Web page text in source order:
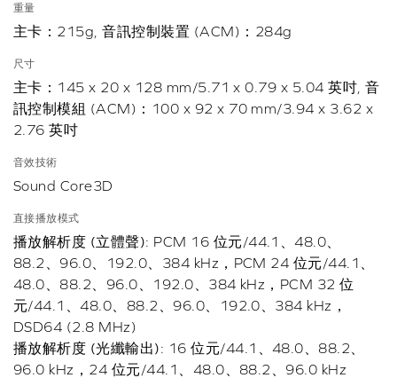
重量
主卡：215g, 音訊控制裝置 (ACM)：284g
尺寸
主卡：145 x 20 x 128 mm/5.71 x 0.79 x 5.04 英吋, 音
訊控制模組 (ACM)：100 x 92 x 70 mm/3.94 x 3.62 x
2.76 英吋
音效技術
Sound Core3D
直接播放模式
播放解析度 (立體聲): PCM 16 位元/44.1、48.0、
88.2、96.0、192.0、384 kHz，PCM 24 位元/44.1、
48.0、88.2、96.0、192.0、384 kHz，PCM 32 位
元/44.1、48.0、88.2、96.0、192.0、384 kHz，
DSD64 (2.8 MHz)
播放解析度 (光纖輸出): 16 位元/44.1、48.0、88.2、
96.0 kHz，24 位元/44.1、48.0、88.2、96.0 kHz